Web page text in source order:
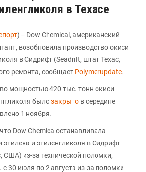
в Техасе
) -- Dow Chemical, американский
возобновила производство окиси
в Сидрифт (Seadrift, штат Техас,
ремонта, сообщает Polymerupdate.
мощностью 420 тыс. тонн окиси
былозакрыто в середине
1 ноября.
что Dow Chemica останавливала
этилена и этиленгликоля в Сидрифт
США) из-за технической поломки,
с 30 июля по 2 августа из-за поломки